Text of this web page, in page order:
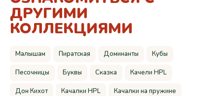
ДРУГИМИ
КОЛЛЕКЦИЯМИ
Малышам Пиратская Доминанты Кубы
Песочницы Буквы Сказка Качели HPL
Дон Кихот Качалки HPL Качалки на пружине